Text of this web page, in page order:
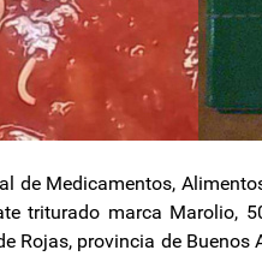
de Medicamentos,
triturado marca Marolio,
Rojas, provincia de